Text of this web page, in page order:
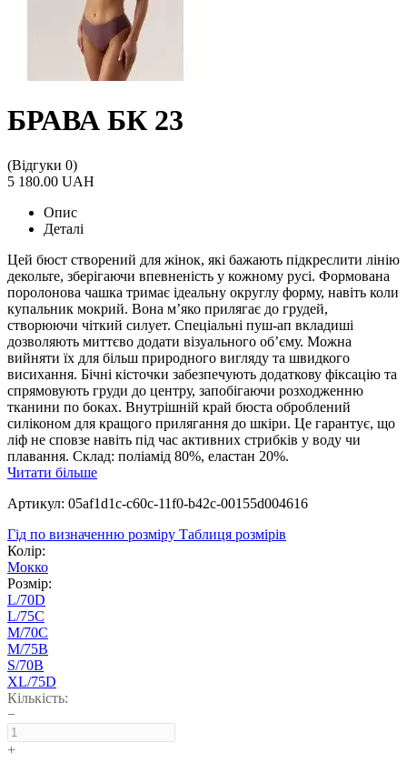
БРАВА БК 23
(Відгуки 0)
5 180.00 UAH
Опис
Деталі
Цей бюст створений для жінок, які бажають підкреслити лінію
декольте, зберігаючи впевненість у кожному русі. Формована
поролонова чашка тримає ідеальну округлу форму, навіть коли
купальник мокрий. Вона м’яко прилягає до грудей,
створюючи чіткий силует. Спеціальні пуш-ап вкладиші
дозволяють миттєво додати візуального об’єму. Можна
вийняти їх для більш природного вигляду та швидкого
висихання. Бічні кісточки забезпечують додаткову фіксацію та
спрямовують груди до центру, запобігаючи розходженню
тканини по боках. Внутрішній край бюста оброблений
силіконом для кращого прилягання до шкіри. Це гарантує, що
ліф не сповзе навіть під час активних стрибків у воду чи
плавання. Склад: поліамід 80%, еластан 20%.
Читати більше
Артикул: 05af1d1c-c60c-11f0-b42c-00155d004616
Гід по визначенню розміру Таблиця розмірів
Колір:
Мокко
Розмір:
L/70D
L/75C
M/70C
M/75B
S/70B
XL/75D
Кількість:
−
+